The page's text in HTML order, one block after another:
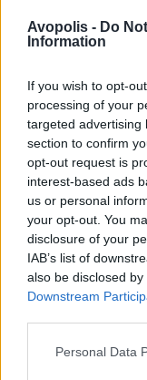
Avopolis - Do
Information
If you wish to opt-
processing of your
targeted advertising
section to confirm
opt-out request is
interest-based ads
us or personal
your opt-out. You
disclosure of your
IAB’s list of
also be disclosed
Downstream
Personal Data
εισιτήριου
εισιτήριου
Ticket
39(Στοά
Ticket House
στοάς)
καταστήματα
Enzzo de
Μπουρνάζι-
Rock